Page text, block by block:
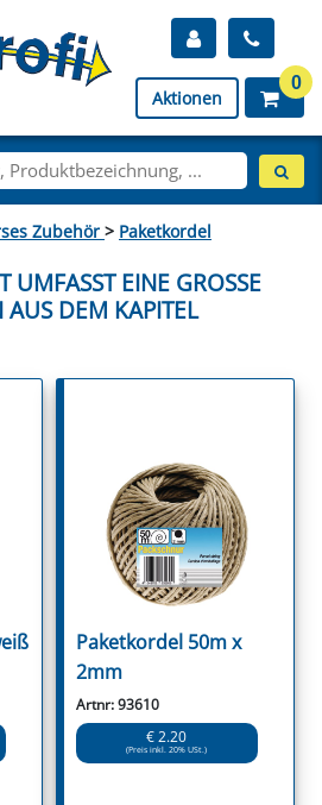
Aktionen
0
Zubehör > Paketkordel
EINE GROSSE M
DEM KAPITEL "
Paketkordel 50m x
2mm
Artnr: 93610
€ 2.20
(Preis inkl. 20% USt.)